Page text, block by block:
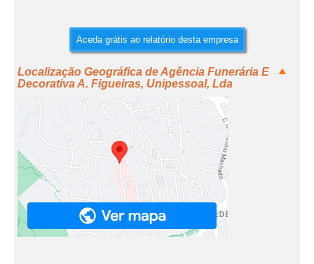
Aceda grátis ao relatório desta empresa
Localização Geográfica de Agência Funerária E
Decorativa A. Figueiras, Unipessoal, Lda